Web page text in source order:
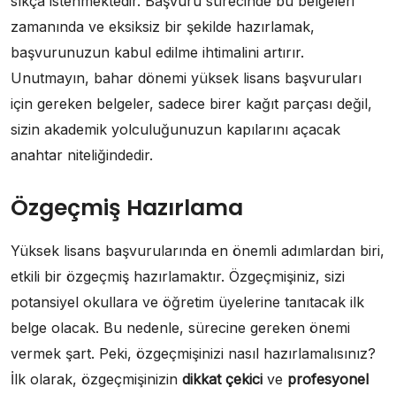
zamanında ve eksiksiz bir şekilde hazırlamak,
başvurunuzun kabul edilme ihtimalini artırır.
Unutmayın, bahar dönemi yüksek lisans başvuruları
için gereken belgeler, sadece birer kağıt parçası değil,
sizin akademik yolculuğunuzun kapılarını açacak
anahtar niteliğindedir.
Özgeçmiş Hazırlama
Yüksek lisans başvurularında en önemli adımlardan biri,
etkili bir özgeçmiş hazırlamaktır. Özgeçmişiniz, sizi
potansiyel okullara ve öğretim üyelerine tanıtacak ilk
belge olacak. Bu nedenle, sürecine gereken önemi
vermek şart. Peki, özgeçmişinizi nasıl hazırlamalısınız?
İlk olarak, özgeçmişinizin dikkat çekici ve profesyonel